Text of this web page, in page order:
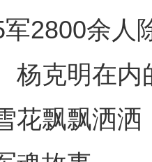
2800余人
杨克明在
花飘飘洒